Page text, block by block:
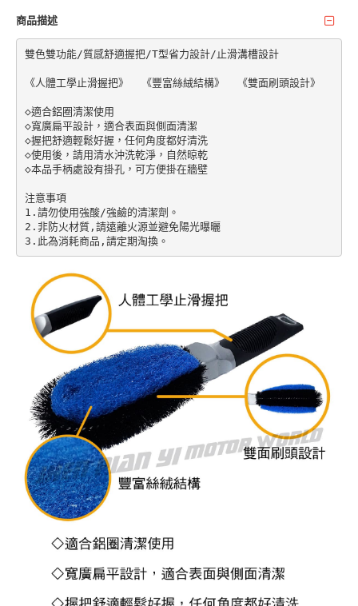
商品描述
雙色雙功能/質感舒適握把/T型省力設計/止滑溝槽設計
《人體工學止滑握把》  《豐富絲絨結構》  《雙面刷頭設計》
◇適合鋁圈清潔使用
◇寬廣扁平設計，適合表面與側面清潔
◇握把舒適輕鬆好握，任何角度都好清洗
◇使用後，請用清水沖洗乾淨，自然晾乾
◇本品手柄處設有掛孔，可方便掛在牆壁
注意事項
1.請勿使用強酸/強鹼的清潔劑。
2.非防火材質,請遠離火源並避免陽光曝曬